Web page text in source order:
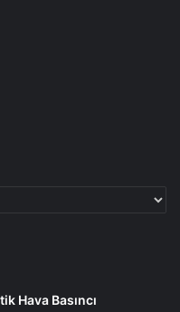
Hava Basıncı